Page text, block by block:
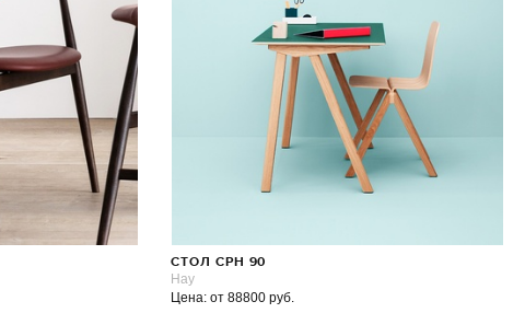
СТОЛ CPH 90
Hay
Цена: от 88800 руб.